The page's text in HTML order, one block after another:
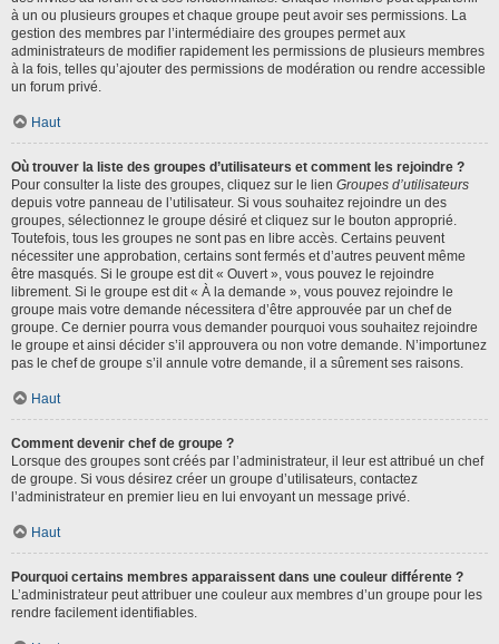
à un ou plusieurs groupes et chaque groupe peut avoir ses permissions. La
gestion des membres par l’intermédiaire des groupes permet aux
administrateurs de modifier rapidement les permissions de plusieurs membres
à la fois, telles qu’ajouter des permissions de modération ou rendre accessible
un forum privé.
Haut
Où trouver la liste des groupes d’utilisateurs et comment les rejoindre ?
Pour consulter la liste des groupes, cliquez sur le lien Groupes d’utilisateurs
depuis votre panneau de l’utilisateur. Si vous souhaitez rejoindre un des
groupes, sélectionnez le groupe désiré et cliquez sur le bouton approprié.
Toutefois, tous les groupes ne sont pas en libre accès. Certains peuvent
nécessiter une approbation, certains sont fermés et d’autres peuvent même
être masqués. Si le groupe est dit « Ouvert », vous pouvez le rejoindre
librement. Si le groupe est dit « À la demande », vous pouvez rejoindre le
groupe mais votre demande nécessitera d’être approuvée par un chef de
groupe. Ce dernier pourra vous demander pourquoi vous souhaitez rejoindre
le groupe et ainsi décider s’il approuvera ou non votre demande. N’importunez
pas le chef de groupe s’il annule votre demande, il a sûrement ses raisons.
Haut
Comment devenir chef de groupe ?
Lorsque des groupes sont créés par l’administrateur, il leur est attribué un chef
de groupe. Si vous désirez créer un groupe d’utilisateurs, contactez
l’administrateur en premier lieu en lui envoyant un message privé.
Haut
Pourquoi certains membres apparaissent dans une couleur différente ?
L’administrateur peut attribuer une couleur aux membres d’un groupe pour les
rendre facilement identifiables.